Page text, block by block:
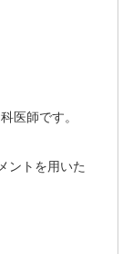
医師です。
ントを用いた